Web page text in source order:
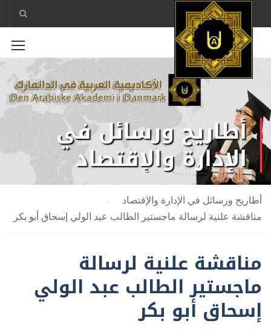
أطاريح ورسائل في
الإدارة والإقتصاد
أطاريح ورسائل في الإدارة والإقتصاد
مناقشة علنية لرسالة ماجستير الطالب عبد الولي إسحاق أبو بكر
مناقشة علنية لرسالة
ماجستير الطالب عبد الولي
إسحاق أبو بكر